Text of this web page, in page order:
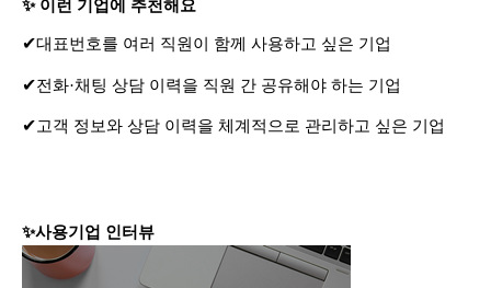
✨ 이런 기업에 추천해요
✔대표번호를 여러 직원이 함께 사용하고 싶은 기업
✔전화·채팅 상담 이력을 직원 간 공유해야 하는 기업
✔고객 정보와 상담 이력을 체계적으로 관리하고 싶은 기업
✨사용기업 인터뷰